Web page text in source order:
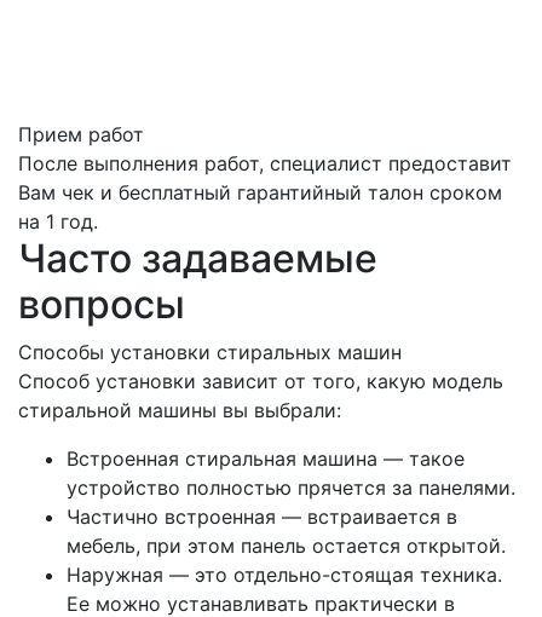
Прием работ
После выполнения работ, специалист предоставит
Вам чек и бесплатный гарантийный талон сроком
на 1 год.
Часто задаваемые
вопросы
Способы установки стиральных машин
Способ установки зависит от того, какую модель
стиральной машины вы выбрали:
Встроенная стиральная машина — такое
устройство полностью прячется за панелями.
Частично встроенная — встраивается в
мебель, при этом панель остается открытой.
Наружная — это отдельно-стоящая техника.
Ее можно устанавливать практически в